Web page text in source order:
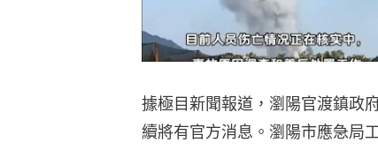
據極目新聞報道，瀏陽官渡鎮政
續將有官方消息。瀏陽市應急局